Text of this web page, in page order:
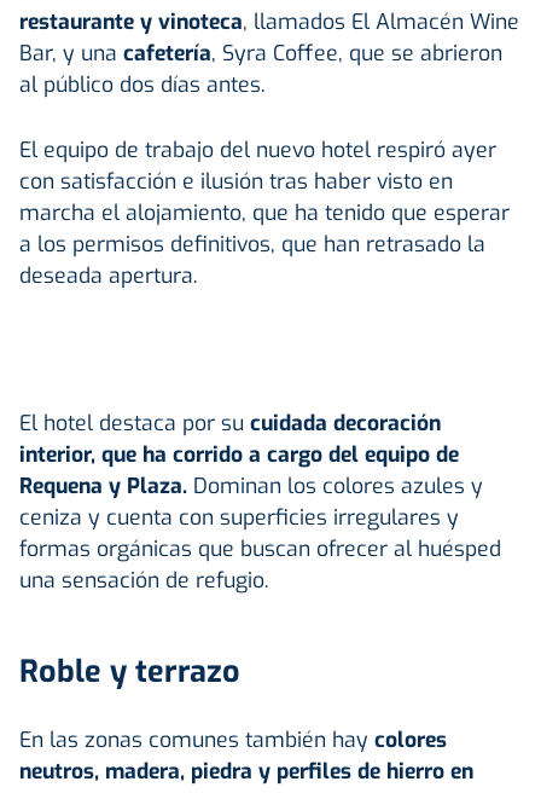
restaurante y vinoteca, llamados El Almacén Wine
Bar, y una cafetería, Syra Coffee, que se abrieron
al público dos días antes.
El equipo de trabajo del nuevo hotel respiró ayer
con satisfacción e ilusión tras haber visto en
marcha el alojamiento, que ha tenido que esperar
a los permisos definitivos, que han retrasado la
deseada apertura.
El hotel destaca por su cuidada decoración
interior, que ha corrido a cargo del equipo de
Requena y Plaza. Dominan los colores azules y
ceniza y cuenta con superficies irregulares y
formas orgánicas que buscan ofrecer al huésped
una sensación de refugio.
Roble y terrazo
En las zonas comunes también hay colores
neutros, madera, piedra y perfiles de hierro en